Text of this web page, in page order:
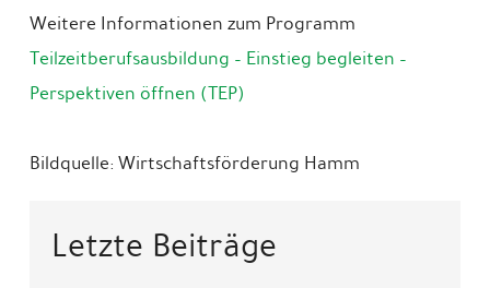
Weitere Informationen zum Programm
Teilzeitberufsausbildung – Einstieg begleiten –
Perspektiven öffnen (TEP)
Bildquelle: Wirtschaftsförderung Hamm
Letzte Beiträge